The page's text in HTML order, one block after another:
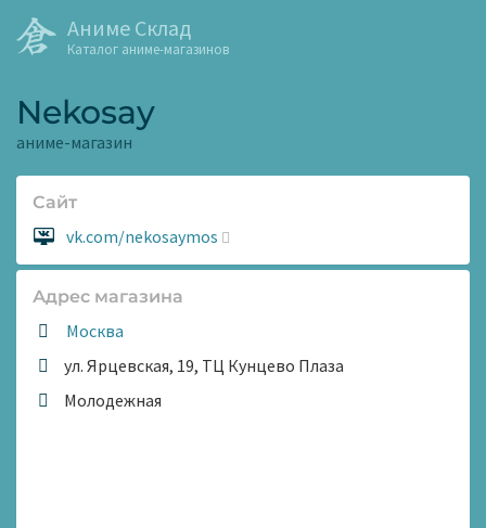
Аниме Склад
Каталог аниме-магазинов
Nekosay
аниме-магазин
Сайт
Сайт:
vk.com/nekosaymos
Адрес магазина
Москва
ул. Ярцевская, 19, ТЦ Кунцево Плаза
Метро:Молодежная